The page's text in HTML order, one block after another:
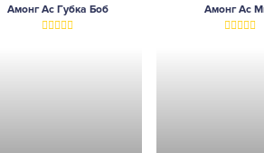
Амонг Ас Губка Боб Амонг Ас